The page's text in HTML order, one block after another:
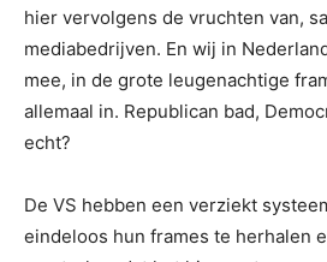
hier vervolgens de vruchten van,
mediabedrijven. En wij in
mee, in de grote leugenachtige
allemaal in. Republican bad,
echt?
De VS hebben een verziekt
eindeloos hun frames te herhalen